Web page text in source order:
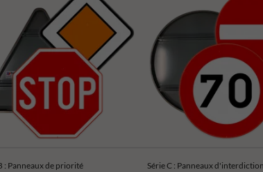
: Panneaux de priorité Série C : Panneaux d'interdiction